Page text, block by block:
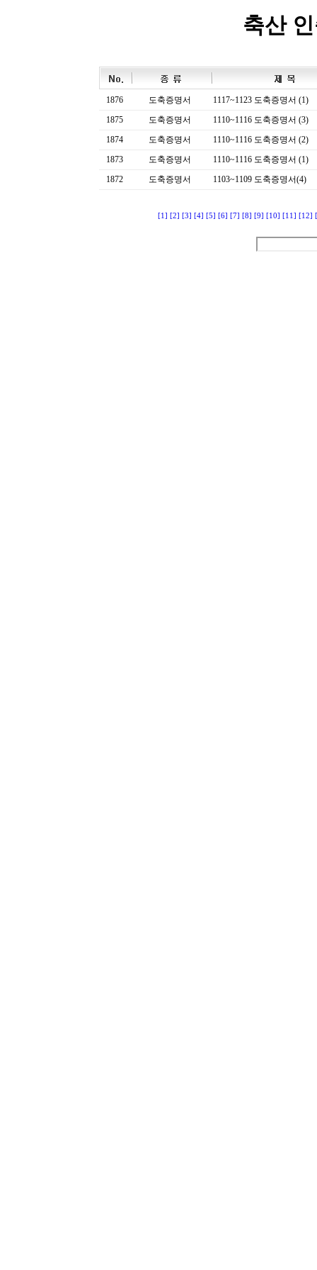
축산
1876 도축증명서
1117~1123 도축증명서 (1)
1875
도축증명서
1110~1116 도축증명서 (3)
1874
도축증명서
1110~1116 도축증명서 (2)
1873
도축증명서
1110~1116 도축증명서 (1)
1872
도축증명서 1103~1109 도축증명서(4)
[1] [2] [3] [4] [5] [6] [7] [8] [9] [10] [11] [12]